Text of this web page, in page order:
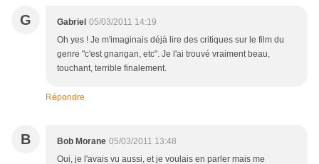
G Gabriel 05/03/2011 14:19
Oh yes ! Je m'imaginais déjà lire des critiques sur le film du
genre "c'est gnangan, etc". Je l'ai trouvé vraiment beau,
touchant, terrible finalement.
Répondre
B Bob Morane 05/03/2011 13:48
Oui, je l'avais vu aussi, et je voulais en parler mais me